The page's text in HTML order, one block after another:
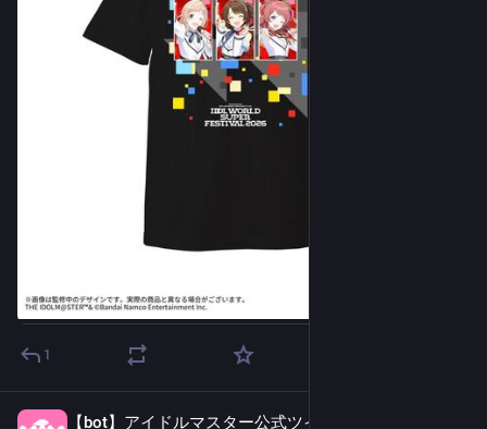
1
【bot】アイドルマスター公式ツイッター